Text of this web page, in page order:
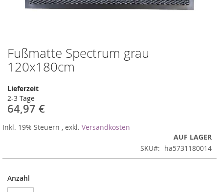
Fußmatte Spectrum grau
120x180cm
Lieferzeit
2-3 Tage
64,97 €
Inkl. 19% Steuern , exkl. Versandkosten
AUF LAGER
SKU
ha5731180014
Anzahl
Zum
Anfang
der
springen